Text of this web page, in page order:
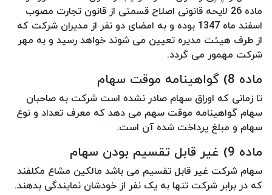
ماده 26 لایحه قانونی اصلاح قسمتی از قانون تجارت مصوب
اسفند ماه 1347 بوده و به امضای دو نفر از مدیران شرکت که
از طرف هیئت مدیره تعیین می شوند خواهد رسید و به مهر
شرکت مهمور می گردد.
ماده 8) گواهینامه موقت سهام
تا زمانی که اوراق سهام صادر نشده است شرکت به صاحبان
سهام گواهینامه موقت سهم می دهد که معرف تعداد و نوع
سهام و مبلغ پرداخت شده آن است.
ماده 9) غیر قابل تقسیم بودن سهام
سهام شرکت غیر قابل تقسیم می باشد مالکین مشاع مکلفند
که در برابر شرکت تنها به یک نفر از خودشان نمایندگی بدهند.